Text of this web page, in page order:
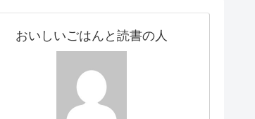
おいしいごはんと読書の人